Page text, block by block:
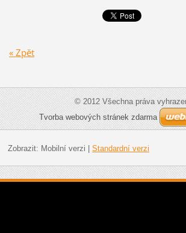
« Zpět
© 2012 Všechna práva
Tvorba webových stránek zdarma
Zobrazit: Mobilní verzi Standardní verzi